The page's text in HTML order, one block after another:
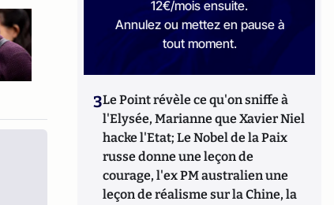
12€/mois ensuite.
Annulez ou mettez en pause à
tout moment.
3Le Point révèle ce qu'on sniffe à
l'Elysée, Marianne que Xavier Niel
hacke l'Etat; Le Nobel de la Paix
russe donne une leçon de
courage, l'ex PM australien une
leçon de réalisme sur la Chine, la